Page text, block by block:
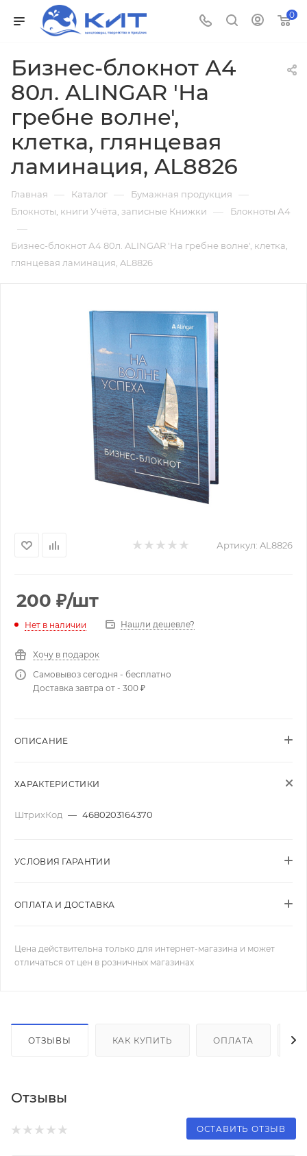
0
Бизнес-блокнот А4
80л. ALINGAR 'На
гребне волне',
клетка, глянцевая
ламинация, AL8826
Главная — Каталог — Бумажная продукция —
Блокноты, книги Учёта, записные Книжки — Блокноты А4
—
Бизнес-блокнот А4 80л. ALINGAR 'На гребне волне', клетка,
глянцевая ламинация, AL8826
Артикул: AL8826
200 ₽/шт
Нет в наличии Нашли дешевле?
Хочу в подарок
Самовывоз сегодня - бесплатно
Доставка завтра от - 300 ₽
ОПИСАНИЕ
ХАРАКТЕРИСТИКИ
ШтрихКод — 4680203164370
УСЛОВИЯ ГАРАНТИИ
ОПЛАТА И ДОСТАВКА
Цена действительна только для интернет-магазина и может
отличаться от цен в розничных магазинах
ОТЗЫВЫ КАК КУПИТЬ ОПЛАТА
Отзывы
ОСТАВИТЬ ОТЗЫВ